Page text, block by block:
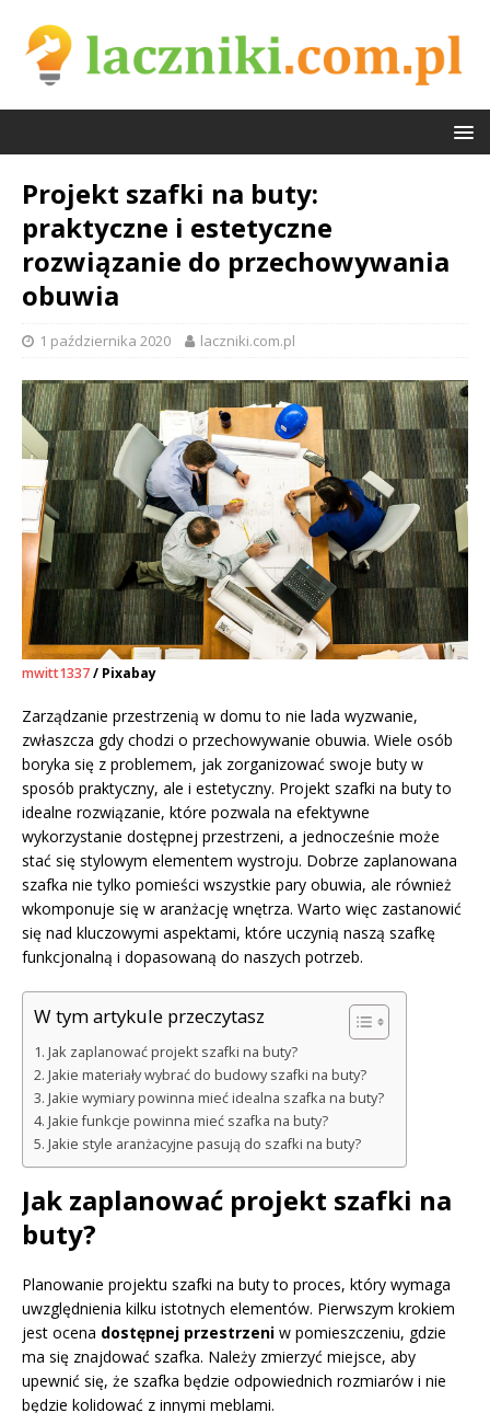
Projekt szafki na buty:
praktyczne i estetyczne
rozwiązanie do przechowywania
obuwia
1 października 2020 laczniki.com.pl
mwitt1337/ Pixabay
Zarządzanie przestrzenią w domu to nie lada wyzwanie,
zwłaszcza gdy chodzi o przechowywanie obuwia. Wiele osób
boryka się z problemem, jak zorganizować swoje buty w
sposób praktyczny, ale i estetyczny. Projekt szafki na buty to
idealne rozwiązanie, które pozwala na efektywne
wykorzystanie dostępnej przestrzeni, a jednocześnie może
stać się stylowym elementem wystroju. Dobrze zaplanowana
szafka nie tylko pomieści wszystkie pary obuwia, ale również
wkomponuje się w aranżację wnętrza. Warto więc zastanowić
się nad kluczowymi aspektami, które uczynią naszą szafkę
funkcjonalną i dopasowaną do naszych potrzeb.
W tym artykule przeczytasz
Jak zaplanować projekt szafki na buty?
Jakie materiały wybrać do budowy szafki na buty?
Jakie wymiary powinna mieć idealna szafka na buty?
Jakie funkcje powinna mieć szafka na buty?
Jakie style aranżacyjne pasują do szafki na buty?
Jak zaplanować projekt szafki na
buty?
Planowanie projektu szafki na buty to proces, który wymaga
uwzględnienia kilku istotnych elementów. Pierwszym krokiem
jest ocena dostępnej przestrzeni w pomieszczeniu, gdzie
ma się znajdować szafka. Należy zmierzyć miejsce, aby
upewnić się, że szafka będzie odpowiednich rozmiarów i nie
będzie kolidować z innymi meblami.